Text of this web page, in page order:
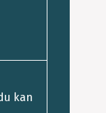
kan